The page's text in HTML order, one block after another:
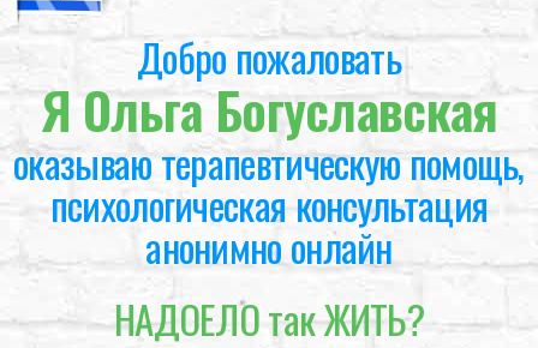
Добро пожаловать
Я Ольга Богуславская
оказываю терапевтическую помощь,
психологическая консультация
анонимно онлайн
НАДОЕЛО так ЖИТЬ?